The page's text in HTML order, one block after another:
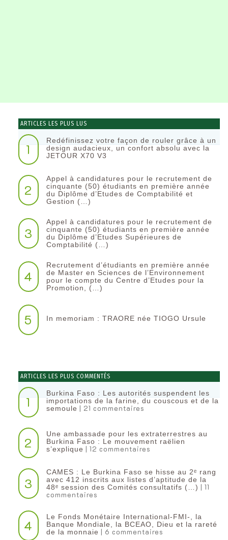
ARTICLES LES PLUS LUS
1
Redéfinissez votre façon de rouler grâce à un
design audacieux, un confort absolu avec la
JETOUR X70 V3
2
Appel à candidatures pour le recrutement de
cinquante (50) étudiants en première année
du Diplôme d’Etudes de Comptabilité et
Gestion (…)
3
Appel à candidatures pour le recrutement de
cinquante (50) étudiants en première année
du Diplôme d’Etudes Supérieures de
Comptabilité (…)
4
Recrutement d’étudiants en première année
de Master en Sciences de l’Environnement
pour le compte du Centre d’Etudes pour la
Promotion, (…)
5 In memoriam : TRAORE née TIOGO Ursule
ARTICLES LES PLUS COMMENTÉS
1
Burkina Faso : Les autorités suspendent les
importations de la farine, du couscous et de la
semoule | 21 commentaires
2
Une ambassade pour les extraterrestres au
Burkina Faso : Le mouvement raëlien
s’explique | 12 commentaires
3
CAMES : Le Burkina Faso se hisse au 2ᵉ rang
avec 412 inscrits aux listes d’aptitude de la
48ᵉ session des Comités consultatifs (…) | 11
commentaires
4
Le Fonds Monétaire International-FMI-, la
Banque Mondiale, la BCEAO, Dieu et la rareté
de la monnaie | 6 commentaires